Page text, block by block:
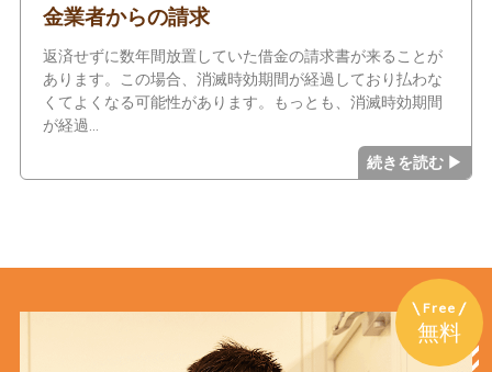
金業者からの請求
返済せずに数年間放置していた借金の請求書が来ることが
あります。この場合、消滅時効期間が経過しており払わな
くてよくなる可能性があります。もっとも、消滅時効期間
が経過
Free
無料